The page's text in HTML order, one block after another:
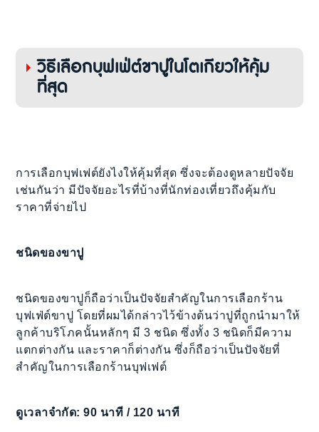
วิธีเลือกบุฟเฟ่ต์ขาปูในโตเกียวให้คุ้ม
ที่สุด
การเลือกบุฟเฟต์ยังไงให้คุ้มที่สุด ซึ่งจะต้องดูหลายปัจจัย
เช่นกันว่า มีปัจจัยอะไรที่บ้างที่นักท่องเที่ยวถึงคุ้มกับ
ราคาที่จ่ายไป
ชนิดของขาปู
ชนิดของขาปูก็ถือว่าเป็นปัจจัยสำคัญในการเลือกร้าน
บุฟเฟ่ต์ขาปู โดยที่ผมได้กล่าวไว้ข้างต้นว่าปูที่ถูกนำมาให้
ลูกค้าบริโภคนั้นหลักๆ มี 3 ชนิด ซึ่งทั้ง 3 ชนิดก็มีความ
แตกต่างกัน และราคาก็ต่างกัน ซึ่งก็ถือว่าเป็นปัจจัยที่
สำคัญในการเลือกร้านบุฟเฟต์
ดูเวลาจำกัด: 90 นาที / 120 นาที